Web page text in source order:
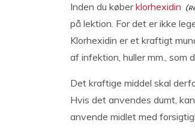
Inden du køberklorhexidin
på lektion. For det er ikke
Klorhexidin er et kraftigt
af infektion, huller mm., som
Det kraftige middel skal
Hvis det anvendes dumt,
anvende midlet med